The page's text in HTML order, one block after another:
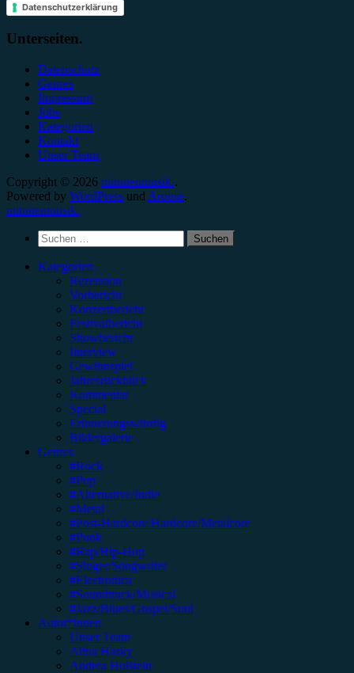
Datenschutzerklärung
Unterseiten.
Datenschutz
Genres
Impressum
Jobs
Kategorien
Kontakt
Unser Team
Copyright © 2026 minutenmusik..
Powered by WordPress und Arouse.
minutenmusik.
Suchen
nach:
Kategorien
Rezension
Vorbericht
Konzertbericht
Festivalbericht
Showbericht
Interview
Gewinnspiel
Jahresrückblick
Kommentar
Special
Erinnerungswürdig
Bildergalerie
Genres
#Rock
#Pop
#Alternative/Indie
#Metal
#Post-Hardcore/Hardcore/Metalcore
#Punk
#Rap/Hip-Hop
#Singer/Songwriter
#Electronica
#Soundtrack/Musical
#Jazz/Blues/Gospel/Soul
Autor*innen
Unser Team
Alina Hasky
Andrea Holstein